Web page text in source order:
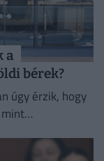
a
bérek?
úgy érzik, hogy